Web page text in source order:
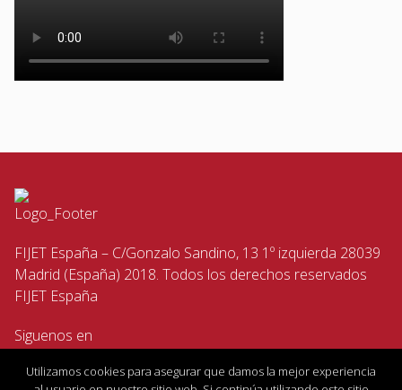
FIJET España – C/Gonzalo Sandino, 13 1º izquierda 28039
Madrid (España) 2018. Todos los derechos reservados
FIJET España
Siguenos en
Utilizamos cookies para asegurar que damos la mejor experiencia